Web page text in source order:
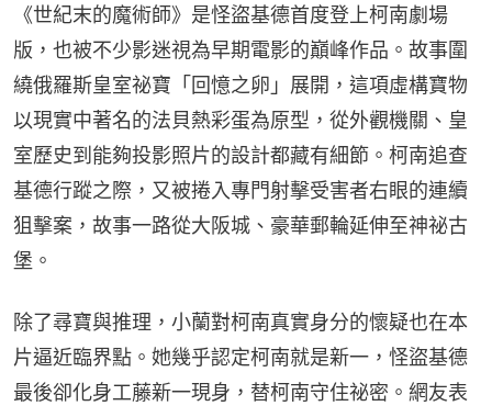
《世紀末的魔術師》是怪盜基德首度登上柯南劇場
版，也被不少影迷視為早期電影的巔峰作品。故事圍
繞俄羅斯皇室祕寶「回憶之卵」展開，這項虛構寶物
以現實中著名的法貝熱彩蛋為原型，從外觀機關、皇
室歷史到能夠投影照片的設計都藏有細節。柯南追查
基德行蹤之際，又被捲入專門射擊受害者右眼的連續
狙擊案，故事一路從大阪城、豪華郵輪延伸至神祕古
堡。
除了尋寶與推理，小蘭對柯南真實身分的懷疑也在本
片逼近臨界點。她幾乎認定柯南就是新一，怪盜基德
最後卻化身工藤新一現身，替柯南守住祕密。網友表